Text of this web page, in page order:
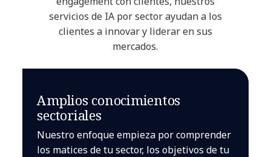
servicios de IA por sector ayudan a los
clientes a innovar y liderar en sus
mercados.
Amplios conocimientos
sectoriales
Nuestro enfoque empieza por comprender
los matices de tu sector, los objetivos de tu